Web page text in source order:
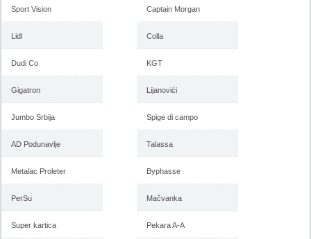
Sport Vision
Lidl
Dudi Co
Gigatron
Jumbo Srbija
AD Podunavlje
Metalac Proleter
PerSu
Super kartica
Captain Morgan
Colla
KGT
Lijanovići
Spige di campo
Talassa
Byphasse
Mačvanka
Pekara A-A